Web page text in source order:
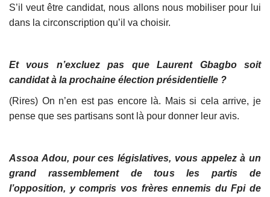
S’il veut être candidat, nous allons nous mobiliser pour lui
dans la circonscription qu’il va choisir.
Et vous n’excluez pas que Laurent Gbagbo soit
candidat à la prochaine élection présidentielle ?
(Rires) On n’en est pas encore là. Mais si cela arrive, je
pense que ses partisans sont là pour donner leur avis.
Assoa Adou, pour ces législatives, vous appelez à un
grand rassemblement de tous les partis de
l’opposition, y compris vos frères ennemis du Fpi de